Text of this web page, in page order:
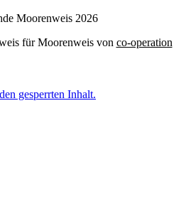
Moorenweis 2026
für Moorenweis von co-operation
gesperrten Inhalt.